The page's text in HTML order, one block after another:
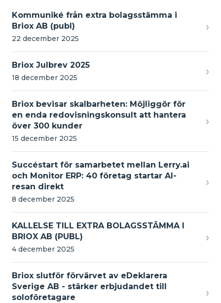
Kommuniké från extra bolagsstämma i
Briox AB (publ)
22 december 2025
›
Briox Julbrev 2025
18 december 2025 ›
Briox bevisar skalbarheten: Möjliggör för
en enda redovisningskonsult att hantera
över 300 kunder
15 december 2025
›
Succéstart för samarbetet mellan Lerry.ai
och Monitor ERP: 40 företag startar AI-
resan direkt
8 december 2025
›
KALLELSE TILL EXTRA BOLAGSSTÄMMA I
BRIOX AB (PUBL)
4 december 2025
›
Briox slutför förvärvet av eDeklarera
Sverige AB - stärker erbjudandet till
soloföretagare
›